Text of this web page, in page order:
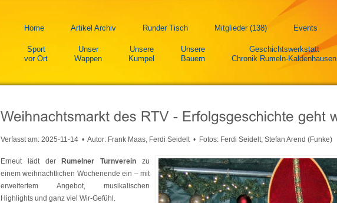
Home Artikel Archiv Runder Tisch Mitglieder (138) Events
Sport
vor Ort
Unser
Wappen
Unsere
Kumpel
Unsere
Bauern
Geschichtswerkstatt
Chronik Rumeln-Kaldenhausen
Verfasst am: 2025-11-14 • Autor: Frank Maas, Ferdi Seidelt • Fotos: Ferdi Seidelt, Stefan Arend (Funke)
Erneut lädt der Rumelner Turnverein zu
einem weihnachtlichen Wochenende ein – mit
erweitertem Angebot, musikalischen
Highlights und ganz viel Wir-Gefühl.